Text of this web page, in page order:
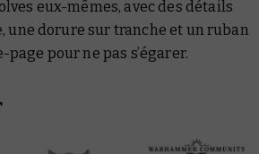
eux-mêmes, avec des détails
une dorure sur tranche et un ruban
pour ne pas s’égarer.